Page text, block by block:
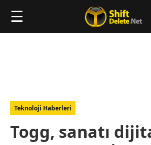
☰
Teknoloji Haberleri
Togg, sanatı